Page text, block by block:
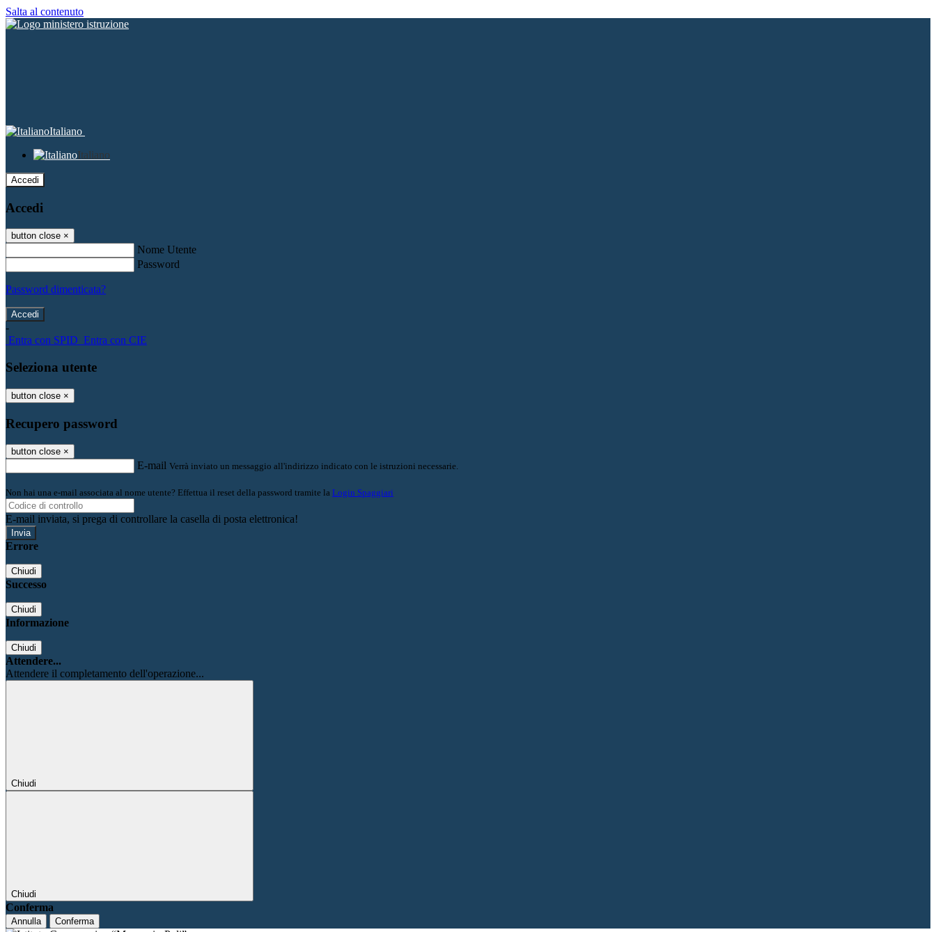
Salta al contenuto
Italiano
Italiano
Accedi
Accedi
button close ×
Nome Utente
Password
Password dimenticata?
-
Entra con SPID Entra con CIE
Seleziona utente
button close ×
Recupero password
button close ×
E-mail Verrà inviato un messaggio all'indirizzo indicato con le istruzioni necessarie.
Non hai una e-mail associata al nome utente? Effettua il reset della password tramite la Login Spaggiari
E-mail inviata, si prega di controllare la casella di posta elettronica!
Errore
Chiudi
Successo
Chiudi
Informazione
Chiudi
Attendere...
Attendere il completamento dell'operazione...
Chiudi
Chiudi
Conferma
Annulla Conferma